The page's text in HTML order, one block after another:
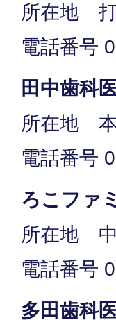
所在地
電話番号
田中歯科
所在地
電話番号
ろこファ
所在地
電話番号
多田歯科